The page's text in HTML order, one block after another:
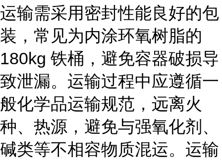
运输需采用密封性能良好的包
装，常见为内涂环氧树脂的
180kg 铁桶，避免容器破损导
致泄漏。运输过程中应遵循一
般化学品运输规范，远离火
种、热源，避免与强氧化剂、
碱类等不相容物质混运。运输